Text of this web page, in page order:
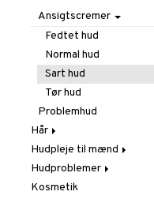
Tør Næse
Test
Hård hud
Negle
Vabelplaster
Vorter
Håndsprit
Negle
Vorter
Ansigtscremer
Fedtet hud
Normal hud
Sart hud
Tør hud
Problemhud
Hår
Hårfjerning
Hårtab
Hovedlus
Hudpleje til mænd
Barbering
Rensning
Hudproblemer
Acne
Kosmetik